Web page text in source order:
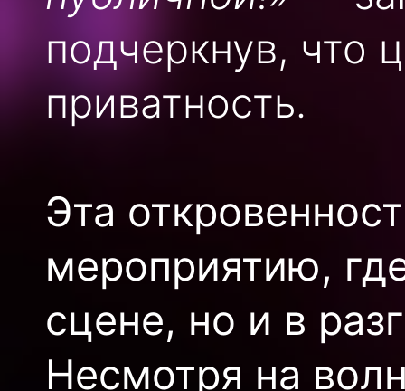
подчеркнув, что
приватность.
Эта
мероприятию,
сцене, но и в
Несмотря на